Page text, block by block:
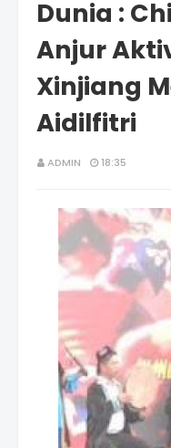
Dunia :
Anjur
Xinjiang
Aidilfitri
ADMIN 18:35